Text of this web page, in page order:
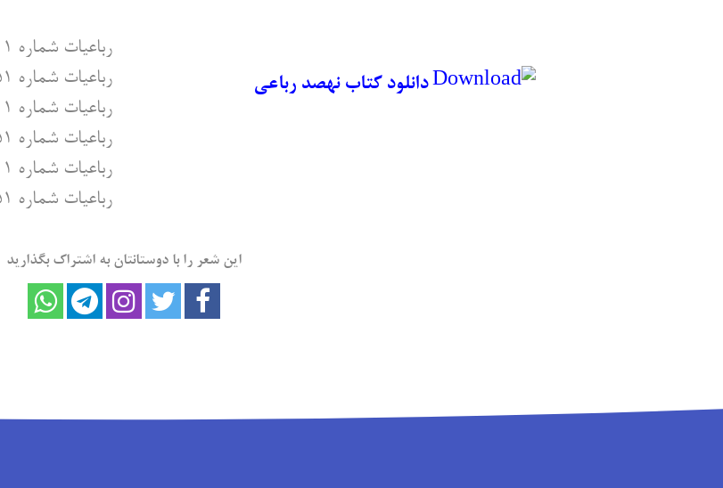
رباعیات شماره ۶۰۱ تا ۶۵۰
رباعیات شماره ۶۵۱ تا ۷۰۰
رباعیات شماره ۷۰۱ تا ۷۵۰
رباعیات شماره ۷۵۱ تا ۸۰۰
رباعیات شماره ۸۰۱ تا ۸۵۰
رباعیات شماره ۸۵۱ تا ۹۰۰
دانلود کتاب نهصد رباعی
این شعر را با دوستانتان به اشتراک بگذارید